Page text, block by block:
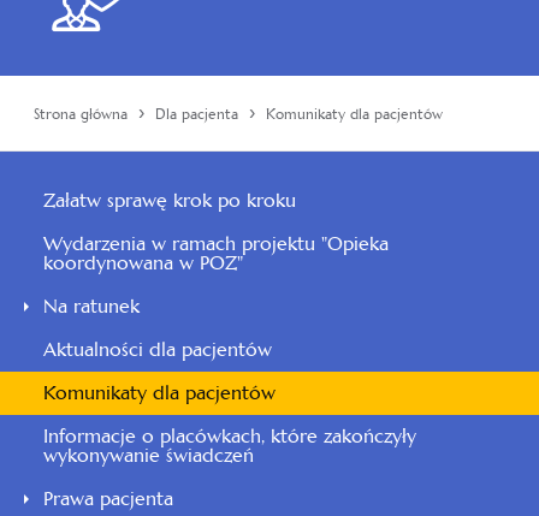
Strona główna › Dla pacjenta › Komunikaty dla pacjentów
Załatw sprawę krok po kroku
Wydarzenia w ramach projektu "Opieka
koordynowana w POZ"
Na ratunek
Aktualności dla pacjentów
Komunikaty dla pacjentów
Informacje o placówkach, które zakończyły
wykonywanie świadczeń
Prawa pacjenta